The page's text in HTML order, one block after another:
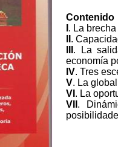
Contenido
. La
.
. La
economía
IV. Tres
V. La
VI . La
VII .